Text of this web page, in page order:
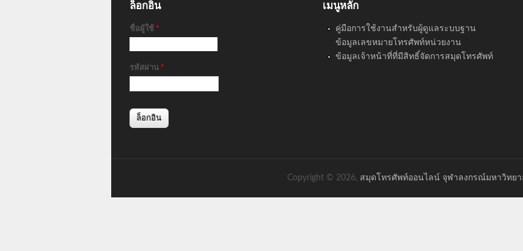
ล็อกอิน
ชื่อผู้ใช้ *
รหัสผ่าน *
เมนูหลัก
คู่มือการใช้งานสำหรับผู้ดูแลระบบฐาน
ข้อมูลเลขหมายโทรศัพท์หน่วยงาน
ข้อมูลเจ้าหน้าที่ที่มีสิทธิ์จัดการสมุดโทรศัพท์
Copyright © 2026, สมุดโทรศัพท์ออนไลน์ จุฬาลงกรณ์มหาวิทยา